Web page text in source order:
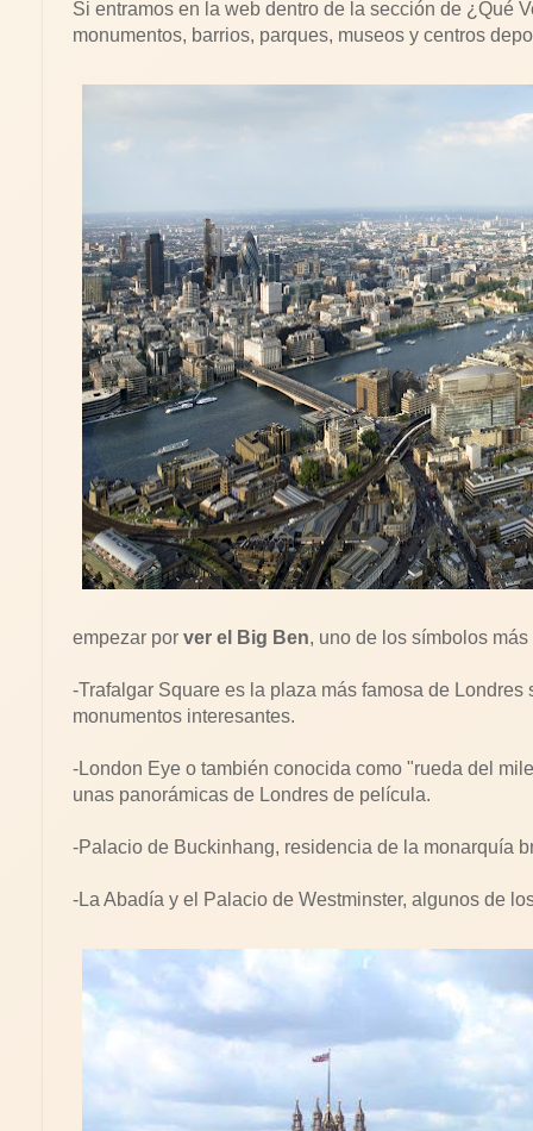
Si entramos en la web dentro de la sección de ¿Qué
monumentos, barrios, parques, museos y centros
empezar por ver el Big Ben, uno de los símbolos
-Trafalgar Square es la plaza más famosa de
monumentos interesantes.
-London Eye o también conocida como "rueda del
unas panorámicas de Londres de película.
-Palacio de Buckinhang, residencia de la monarquía
-La Abadía y el Palacio de Westminster, algunos de